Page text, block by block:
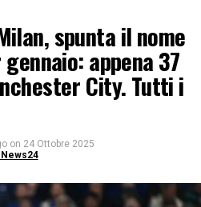
spunta il nome
appena 37
City. Tutti i
on 24 Ottobre 2025